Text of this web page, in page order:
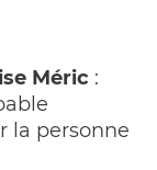
Méric :
la personne